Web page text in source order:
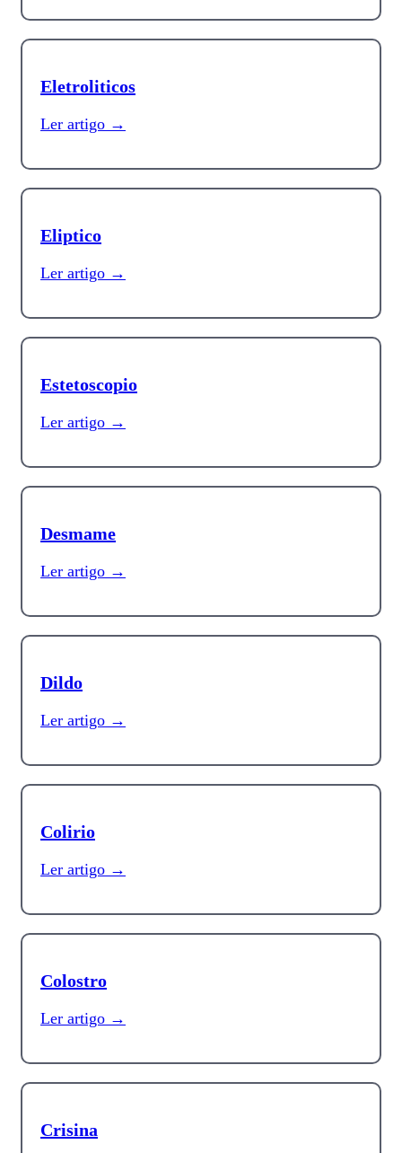
Eletroliticos
Ler artigo →
Eliptico
Ler artigo →
Estetoscopio
Ler artigo →
Desmame
Ler artigo →
Dildo
Ler artigo →
Colirio
Ler artigo →
Colostro
Ler artigo →
Crisina